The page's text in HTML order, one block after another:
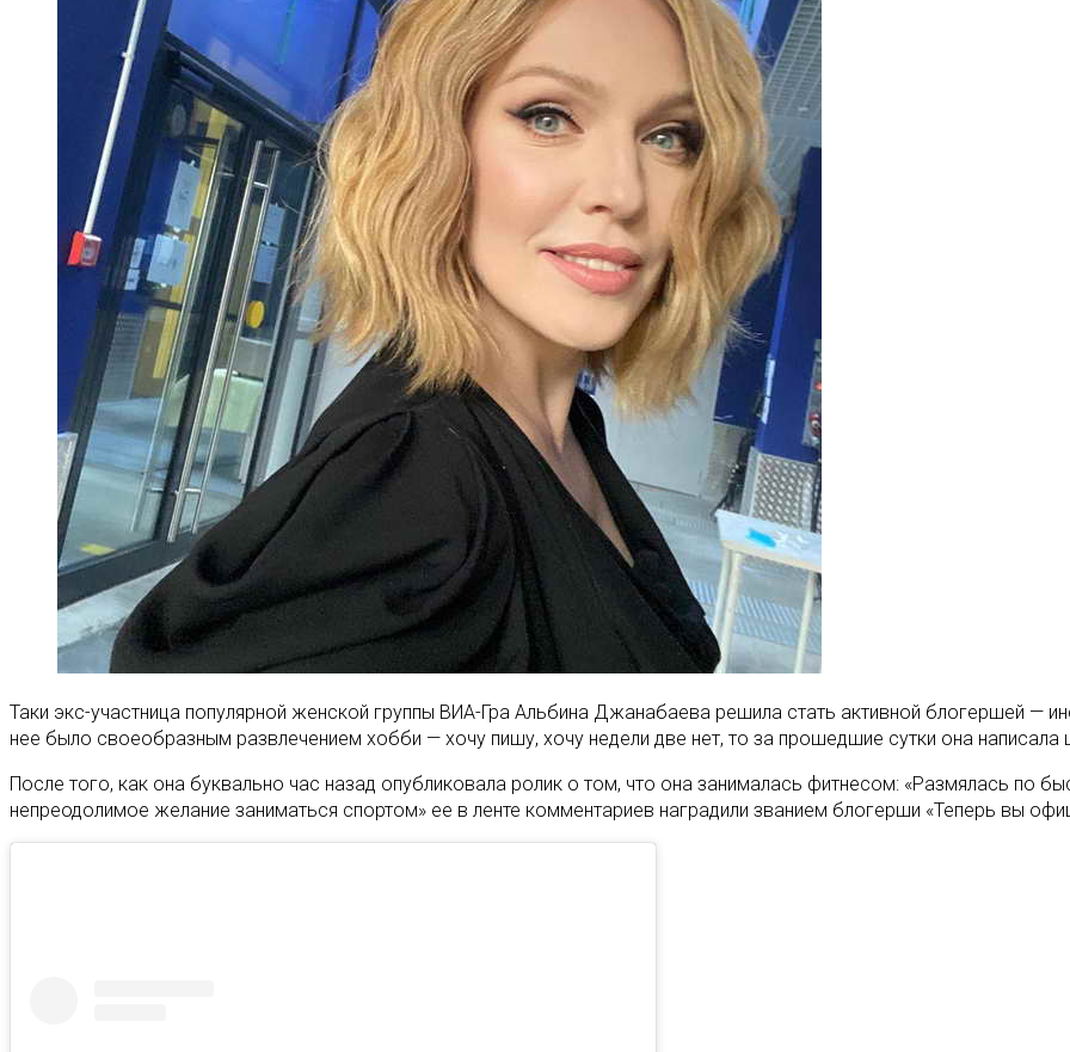
Таки экс-участница популярной женской группы ВИА-Гра Альбина Джанабаева решила стать активной блогершей —
нее было своеобразным развлечением хобби — хочу пишу, хочу недели две нет, то за прошедшие сутки она написала
После того, как она буквально час назад опубликовала ролик о том, что она занималась фитнесом: «Размялась по
непреодолимое желание заниматься спортом» ее в ленте комментариев наградили званием блогерши «Теперь вы